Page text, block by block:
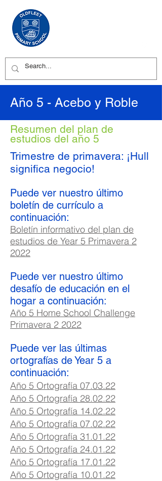
Año 5 - Acebo y Roble
Resumen del plan de
estudios del año 5
Trimestre de primavera: ¡Hull
significa negocio!
Puede ver nuestro último
boletín de currículo a
continuación:
Boletín informativo del plan de
estudios de Year 5 Primavera 2
2022
Puede ver nuestro último
desafío de educación en el
hogar a continuación:
Año 5 Home School Challenge
Primavera 2 2022
Puede ver las últimas
ortografías de Year 5 a
continuación:
Año 5 Ortografía 07.03.22
Año 5 Ortografía 28.02.22
Año 5 Ortografía 14.02.22
Año 5 Ortografía 07.02.22
Año 5 Ortografía 31.01.22
Año 5 Ortografía 24.01.22
Año 5 Ortografía 17.01.22
Año 5 Ortografía 10.01.22